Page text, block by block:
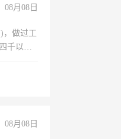
08月08日
，做过工
千以
08月08日